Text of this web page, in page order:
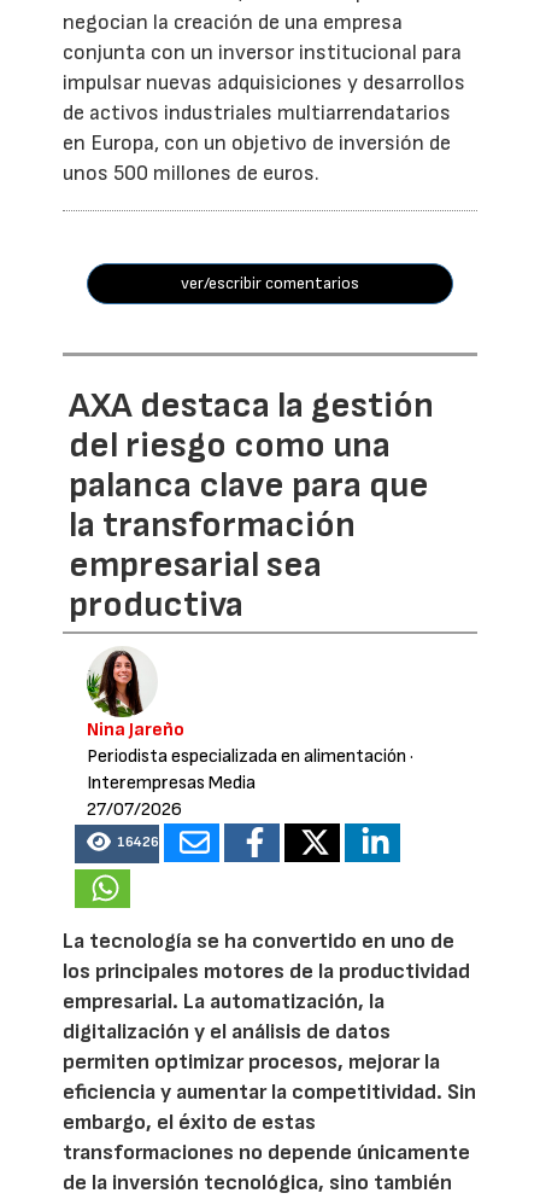
negocian la creación de una empresa
conjunta con un inversor institucional para
impulsar nuevas adquisiciones y desarrollos
de activos industriales multiarrendatarios
en Europa, con un objetivo de inversión de
unos 500 millones de euros.
ver/escribir comentarios
AXA destaca la gestión
del riesgo como una
palanca clave para que
la transformación
empresarial sea
productiva
Nina Jareño
Periodista especializada en alimentación ·
Interempresas Media
27/07/2026
16426
La tecnología se ha convertido en uno de
los principales motores de la productividad
empresarial. La automatización, la
digitalización y el análisis de datos
permiten optimizar procesos, mejorar la
eficiencia y aumentar la competitividad. Sin
embargo, el éxito de estas
transformaciones no depende únicamente
de la inversión tecnológica, sino también